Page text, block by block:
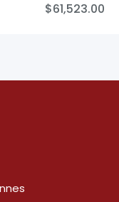
$61,523.00